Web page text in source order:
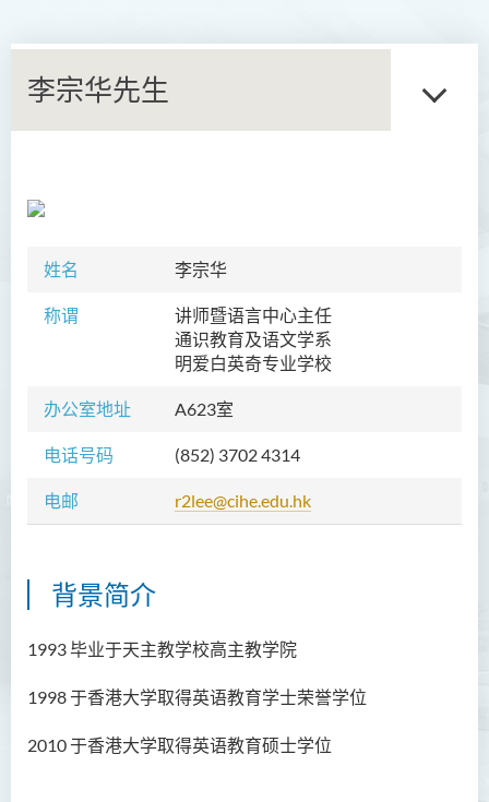
李宗华先生
姓名 李宗华
称谓
讲师暨语言中心主任
通识教育及语文学系
明爱白英奇专业学校
办公室地址 A623室
电话号码 (852) 3702 4314
电邮 r2lee@cihe.edu.hk
背景简介
1993 毕业于天主教学校高主教学院
1998 于香港大学取得英语教育学士荣誉学位
2010 于香港大学取得英语教育硕士学位
教职员
英冠球博士
王淑雯博士
黄炳蔚博士
胡耀东先生
郭俊祺先生